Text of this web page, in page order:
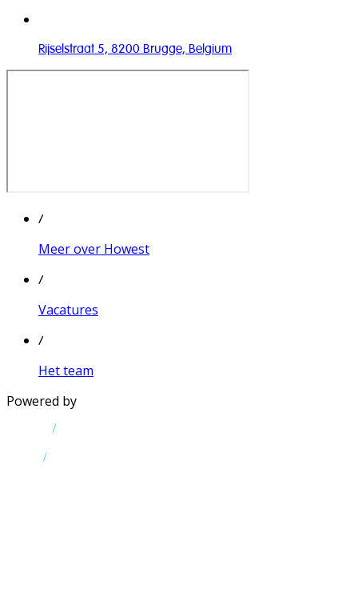
Rijselstraat 5, 8200 Brugge, Belgium
/
Meer over Howest
/
Vacatures
/
Het team
Powered by